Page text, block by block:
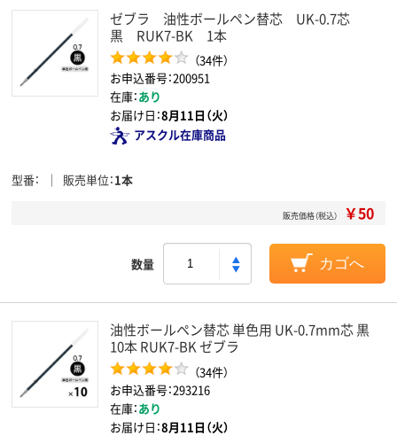
ゼブラ 油性ボールペン替芯 UK-0.7芯
黒 RUK7-BK 1本
（34件）
お申込番号：200951
在庫：あり
お届け日：8月11日（火）
アスクル在庫商品
型番 販売単位 1本
販売価格（税込） ￥50
数量 カゴへ
油性ボールペン替芯 単色用 UK-0.7mm芯 黒
10本 RUK7-BK ゼブラ
（34件）
お申込番号：293216
在庫：あり
お届け日：8月11日（火）